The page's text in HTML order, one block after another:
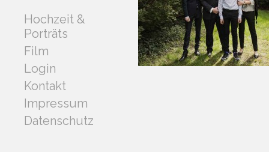
Hochzeit &
Porträts
Film
Login
Kontakt
Impressum
Datenschutz